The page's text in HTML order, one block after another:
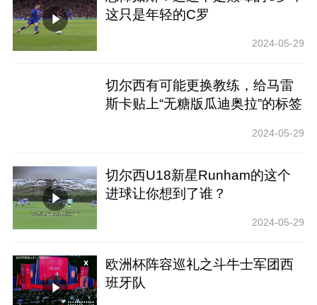
这只是年轻的C罗
2024-05-29
切尔西有可能更换教练，给马雷
斯卡贴上“无糖版瓜迪奥拉”的标签
2024-05-29
切尔西U18新星Runham的这个
进球让你想到了谁？
2024-05-29
欧洲杯阵容巡礼之斗牛士军团西
班牙队